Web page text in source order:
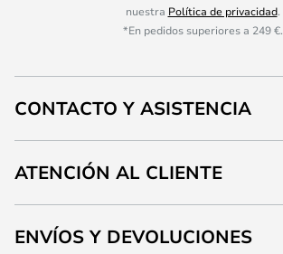
nuestra Política de privacidad.
*En pedidos superiores a 249 €.
CONTACTO Y ASISTENCIA
ATENCIÓN AL CLIENTE
ENVÍOS Y DEVOLUCIONES